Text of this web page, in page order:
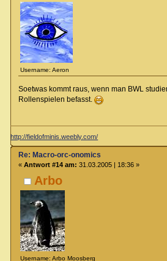
Username: Aeron
Soetwas kommt raus, wenn man BWL
Rollenspielen befasst.
http://fieldofminis.weebly.com/
Arbo
Username: Arbo Moosberg
Re: Macro-orc-onomics
« Antwort #14 am: 31.03.2005 | 18:36 »